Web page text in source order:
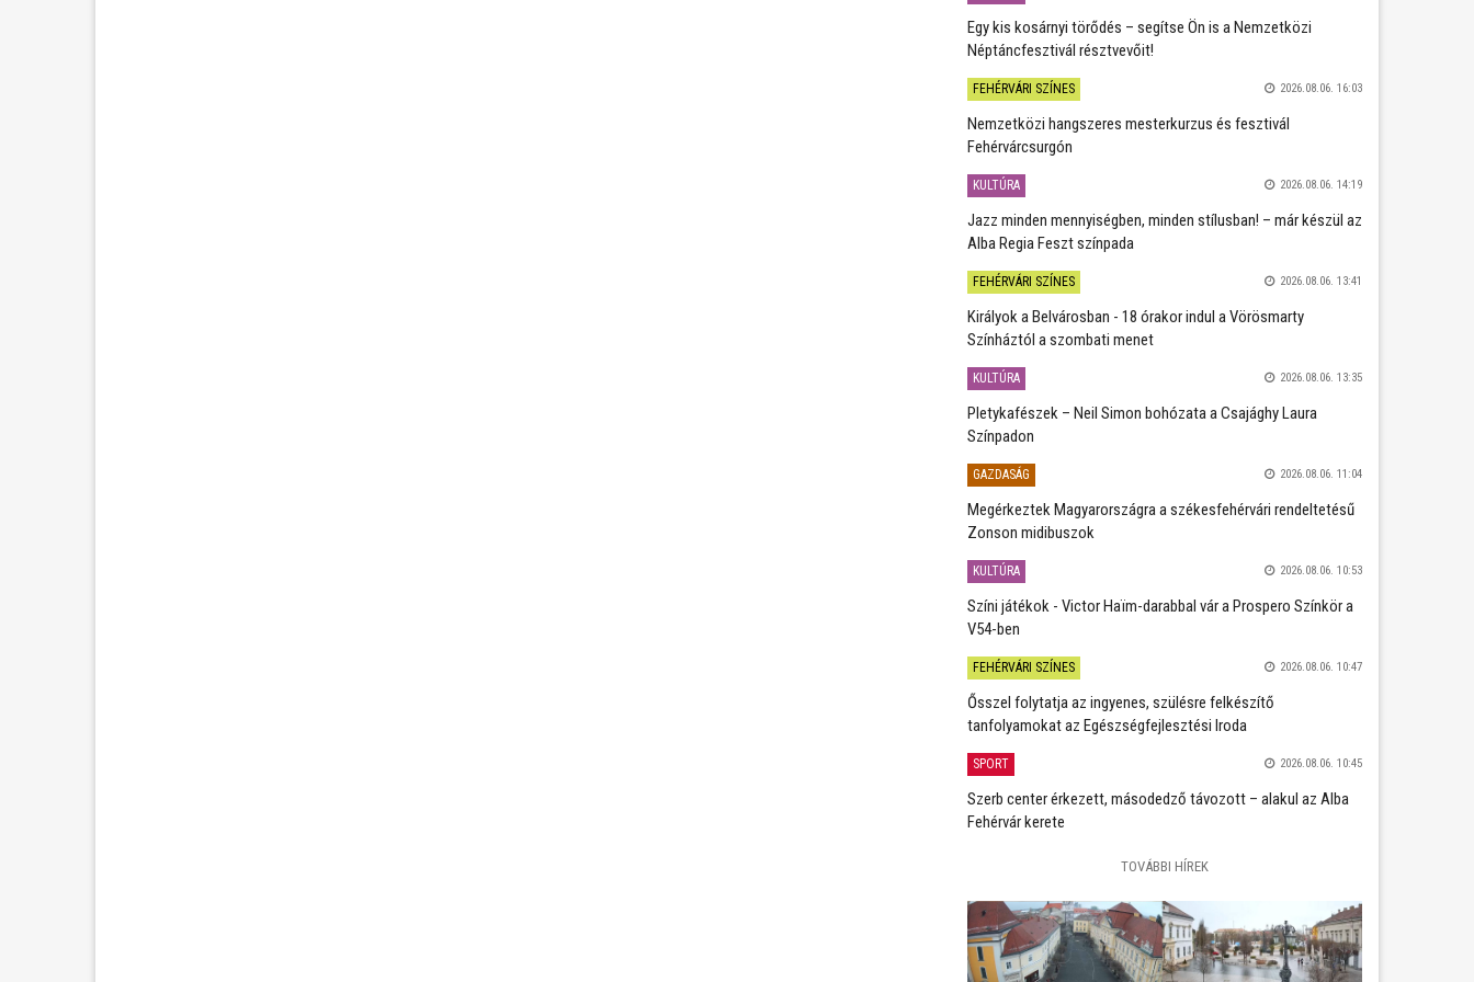
Egy kis kosárnyi törődés – segítse Ön is a Nemzetközi
Néptáncfesztivál résztvevőit!
FEHÉRVÁRI SZÍNES 2026.08.06. 16:03
Nemzetközi hangszeres mesterkurzus és fesztivál
Fehérvárcsurgón
KULTÚRA 2026.08.06. 14:19
Jazz minden mennyiségben, minden stílusban! – már készül az
Alba Regia Feszt színpada
FEHÉRVÁRI SZÍNES 2026.08.06. 13:41
Királyok a Belvárosban - 18 órakor indul a Vörösmarty
Színháztól a szombati menet
KULTÚRA 2026.08.06. 13:35
Pletykafészek – Neil Simon bohózata a Csajághy Laura
Színpadon
GAZDASÁG 2026.08.06. 11:04
Megérkeztek Magyarországra a székesfehérvári rendeltetésű
Zonson midibuszok
KULTÚRA 2026.08.06. 10:53
Színi játékok - Victor Haïm-darabbal vár a Prospero Színkör a
V54-ben
FEHÉRVÁRI SZÍNES 2026.08.06. 10:47
Ősszel folytatja az ingyenes, szülésre felkészítő
tanfolyamokat az Egészségfejlesztési Iroda
SPORT 2026.08.06. 10:45
Szerb center érkezett, másodedző távozott – alakul az Alba
Fehérvár kerete
TOVÁBBI HÍREK